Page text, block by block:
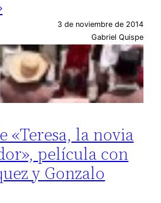
3 de noviembre de 2014
Gabriel Quispe
«Teresa, la novia
película con
y Gonzalo